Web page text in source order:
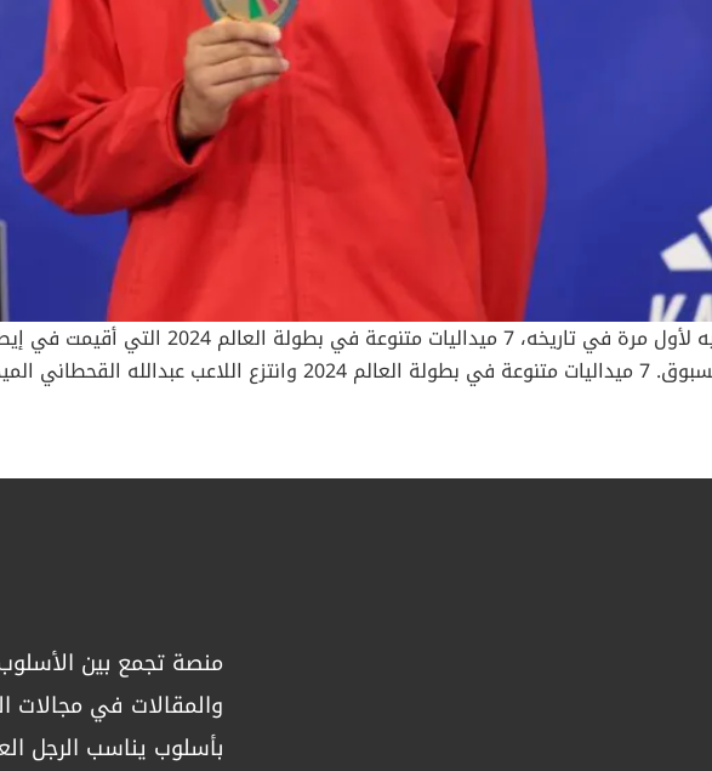
حصد المنتخب السعودي للكاراتيه لأول مرة
21 عاماً، في إنجازٍ تاريخي غير مسبوق. 7 ميداليات متنوعة في بطولة
على اللاعب المصري جاد علاء الدين 6/2 وزن تحت 70 كيلوغراما. وحقق أيضاً اللاعب علي العرياني
والشباب. وفي طريقها إلى الذهب، هزمت البطلة الفلسطينية منافسات من دول لها
وبطلة إيطاليا، وأخيراً بطلة مصر. وتُعتبر مريم بشارات هي إحدى لاعبات برنامج
ثلاث ميداليات دولية، فإلى جانب ذهبية بطولة العالم، توجت بشارات بذهبية
الأردني، هاني رشيد، الميدالية الذهبية، فيما نال مواطنه حاتم الحراسيس،
منصة تجمع بين
والمقالات في مجالات
بأسلوب يناسب الرجل